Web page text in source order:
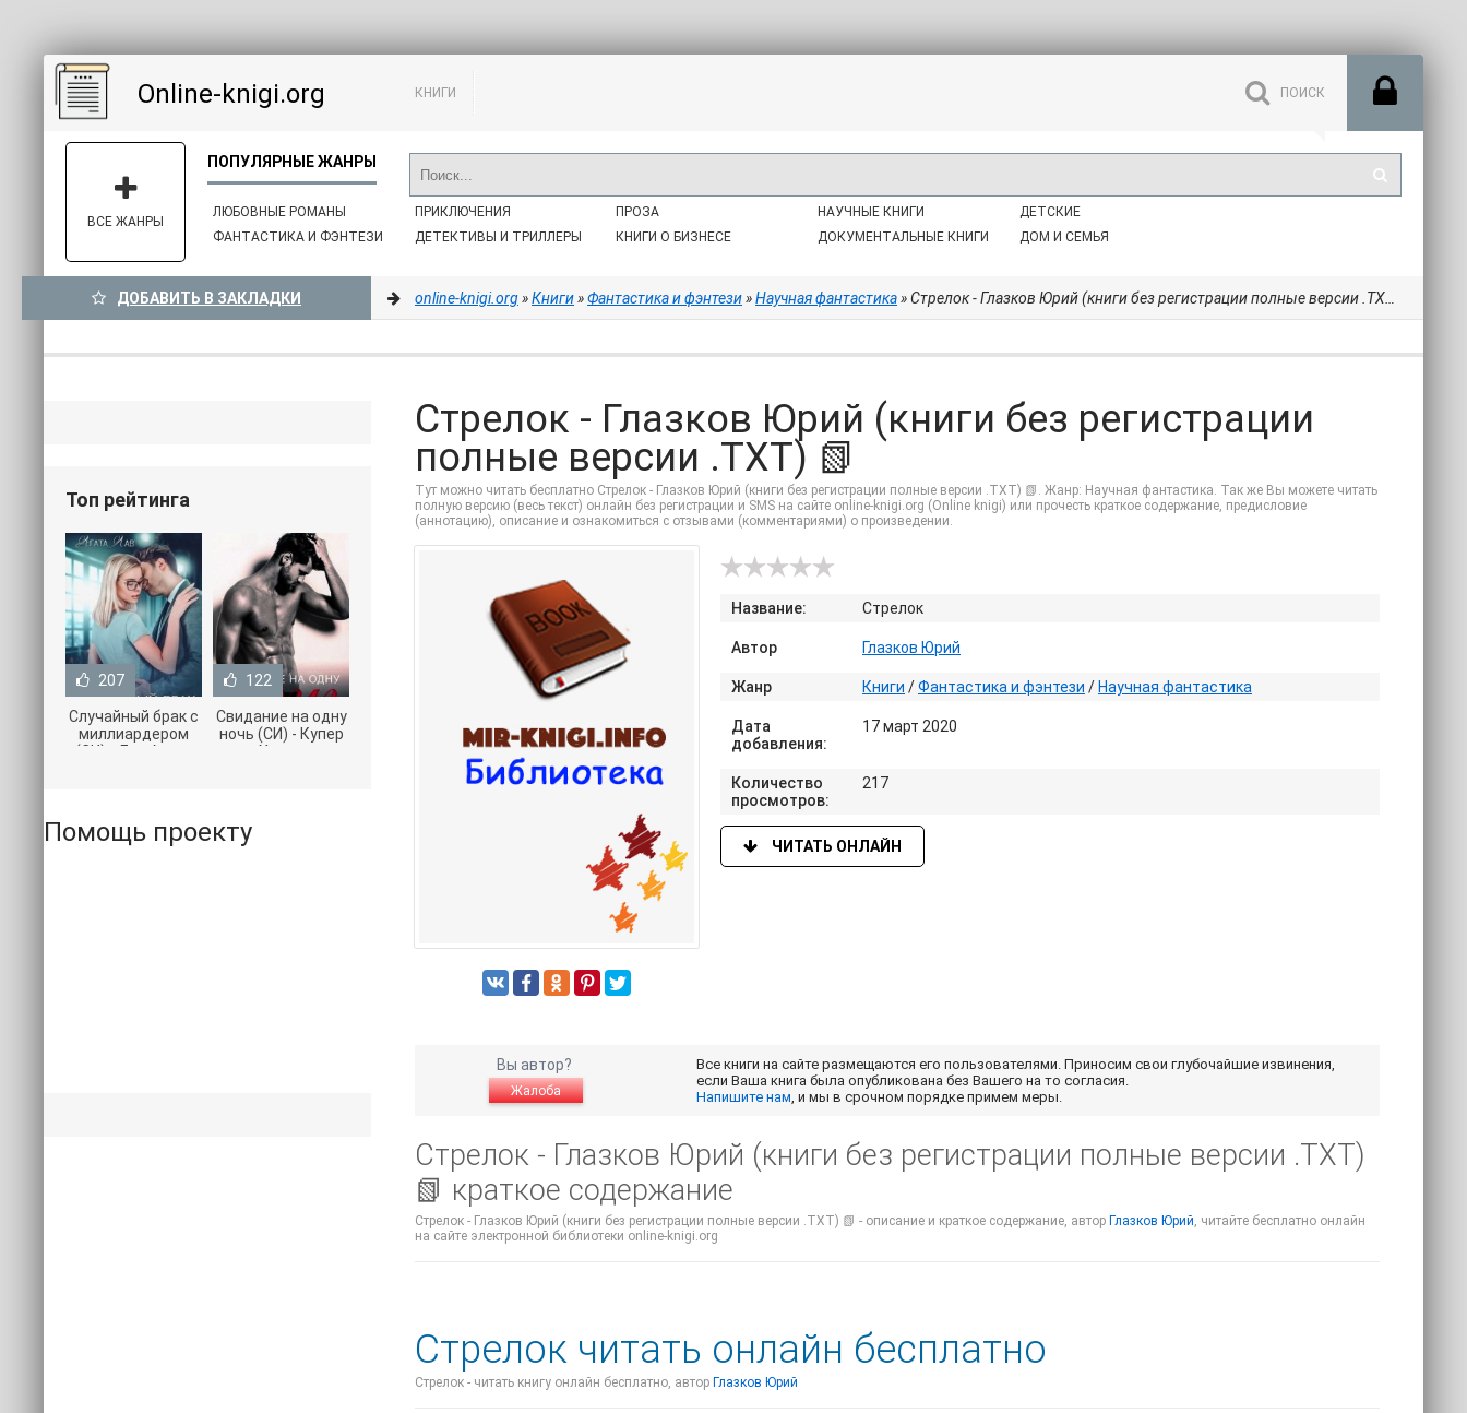
Online-knigi.org КНИГИ
ЛЮБОВНЫЕ РОМАНЫ
ФАНТАСТИКА И ФЭНТЕЗИ
ПРИКЛЮЧЕНИЯ
ДЕТЕКТИВЫ И ТРИЛЛЕРЫ
ПРОЗА
КНИГИ О БИЗНЕСЕ
НАУЧНЫЕ КНИГИ
ДОКУМЕНТАЛЬНЫЕ КНИГИ
ДЕТСКИЕ
ДОМ И СЕМЬЯ
ВСЕ ЖАНРЫ
ДОБАВИТЬ В ЗАКЛАДКИ online-knigi.org»Книги»Фантастика и фэнтези»Научная фантастика» Стрелок - Глазков Юрий (книги без регистрации полные версии .TXT) 📗
Стрелок - Глазков Юрий (книги без регистрации
полные версии .TXT) 📗
Тут можно читать бесплатно Стрелок - Глазков Юрий (книги без регистрации полные версии .TXT) 📗. Жанр: Научная фантастика. Так же Вы можете читать
полную версию (весь текст) онлайн без регистрации и SMS на сайте online-knigi.org (Online knigi) или прочесть краткое содержание, предисловие
(аннотацию), описание и ознакомиться с отзывами (комментариями) о произведении.
Название: Стрелок
Автор Глазков Юрий
Жанр Книги /Фантастика и фэнтези / Научная фантастика
Дата
добавления:
17 март 2020
Количество
просмотров:
217
ЧИТАТЬ ОНЛАЙН
Вы автор?
Жалоба
Все книги на сайте размещаются его пользователями. Приносим свои глубочайшие извинения,
если Ваша книга была опубликована без Вашего на то согласия.
Напишите нам, и мы в срочном порядке примем меры.
Стрелок - Глазков Юрий (книги без регистрации полные версии .TXT)
📗 краткое содержание
Стрелок - Глазков Юрий (книги без регистрации полные версии .TXT) 📗 - описание и краткое содержание, автор Глазков Юрий, читайте бесплатно онлайн
на сайте электронной библиотеки online-knigi.org
Стрелок читать онлайн бесплатно
Стрелок - читать книгу онлайн бесплатно, автор Глазков Юрий
Топ рейтинга
207
Случайный брак с
миллиардером
(СИ) - Лав Агата
122
Свидание на одну
ночь (СИ) - Купер
Хелен
Помощь проекту